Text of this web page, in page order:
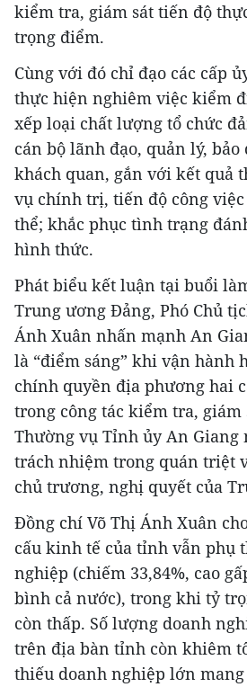
kiểm tra, giám sát tiến độ
trọng điểm.
Cùng với đó chỉ đạo các cấp
thực hiện nghiêm việc kiểm
xếp loại chất lượng tổ chức
cán bộ lãnh đạo, quản lý, bảo
khách quan, gắn với kết quả
vụ chính trị, tiến độ công
thể; khắc phục tình trạng
hình thức.
Phát biểu kết luận tại buổi
Trung ương Đảng, Phó Chủ
Ánh Xuân nhấn mạnh An
là “điểm sáng” khi vận hành
chính quyền địa phương hai
trong công tác kiểm tra, giám
Thường vụ Tỉnh ủy An Giang
trách nhiệm trong quán triệt
chủ trương, nghị quyết của
Đồng chí Võ Thị Ánh Xuân
cấu kinh tế của tỉnh vẫn phụ
nghiệp (chiếm 33,84%, cao
bình cả nước), trong khi tỷ
còn thấp. Số lượng doanh
trên địa bàn tỉnh còn khiêm
thiếu doanh nghiệp lớn